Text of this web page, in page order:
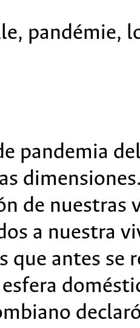
pandémie,
pandemia
de nuestras
a nuestra
que antes se